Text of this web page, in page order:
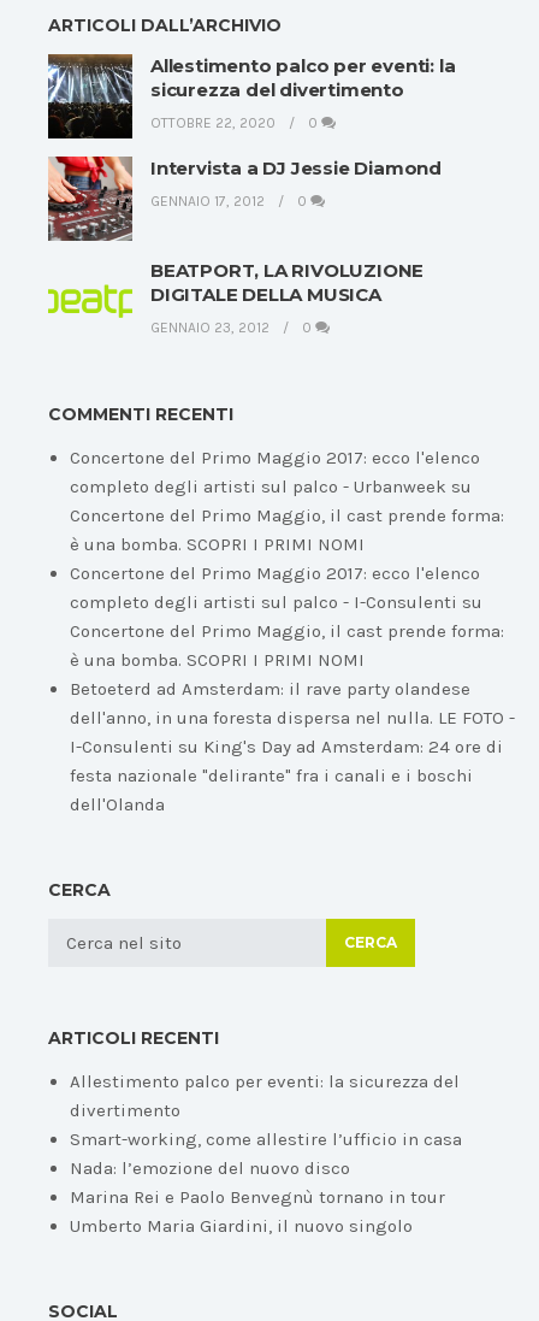
ARTICOLI DALL’ARCHIVIO
Allestimento palco per eventi: la
sicurezza del divertimento
OTTOBRE 22, 2020 0
Intervista a DJ Jessie Diamond
GENNAIO 17, 2012 0
BEATPORT, LA RIVOLUZIONE
DIGITALE DELLA MUSICA
GENNAIO 23, 2012 0
COMMENTI RECENTI
Concertone del Primo Maggio 2017: ecco l'elenco
completo degli artisti sul palco - Urbanweek su
Concertone del Primo Maggio, il cast prende forma:
è una bomba. SCOPRI I PRIMI NOMI
Concertone del Primo Maggio 2017: ecco l'elenco
completo degli artisti sul palco - I-Consulenti su
Concertone del Primo Maggio, il cast prende forma:
è una bomba. SCOPRI I PRIMI NOMI
Betoeterd ad Amsterdam: il rave party olandese
dell'anno, in una foresta dispersa nel nulla. LE FOTO -
I-Consulenti su King's Day ad Amsterdam: 24 ore di
festa nazionale "delirante" fra i canali e i boschi
dell'Olanda
CERCA
CERCA
ARTICOLI RECENTI
Allestimento palco per eventi: la sicurezza del
divertimento
Smart-working, come allestire l’ufficio in casa
Nada: l’emozione del nuovo disco
Marina Rei e Paolo Benvegnù tornano in tour
Umberto Maria Giardini, il nuovo singolo
SOCIAL